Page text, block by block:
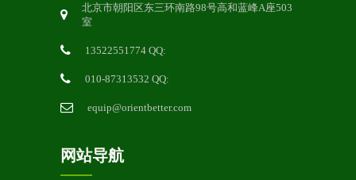
北京市朝阳区东三环南路98号高和蓝峰A座503
室
13522551774 QQ:
010-87313532 QQ:
equip@orientbetter.com
网站导航